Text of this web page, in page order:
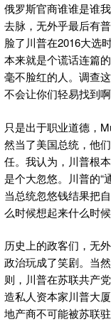
俄罗斯官商谁谁是谁
去脉，无外乎最后有
脸了川普在2016大选
本来就是个谎话连篇
毫不脸红的人。调查
不会让你们轻易找到啊
只是出于职业道德，
然当了美国总统，他
任。我认为，川普根
是个大忽悠。川普的“
当总统忽悠钱结果把
么时候想起来什么时候
历史上的政客们，无
政治玩成了笑剧。当
则，川普在苏联共产
造私人资本家川普大
地产商不可能被苏联